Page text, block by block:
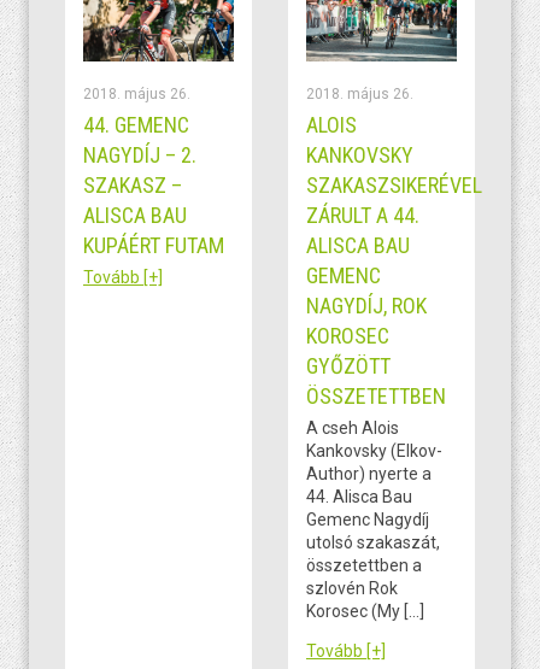
2018. május 26.
44. GEMENC
NAGYDÍJ – 2.
SZAKASZ –
ALISCA BAU
KUPÁÉRT FUTAM
Tovább [+]
2018. május 26.
ALOIS
KANKOVSKY
SZAKASZSIKERÉVEL
ZÁRULT A 44.
ALISCA BAU
GEMENC
NAGYDÍJ, ROK
KOROSEC
GYŐZÖTT
ÖSSZETETTBEN
A cseh Alois
Kankovsky (Elkov-
Author) nyerte a
44. Alisca Bau
Gemenc Nagydíj
utolsó szakaszát,
összetettben a
szlovén Rok
Korosec (My […]
Tovább [+]